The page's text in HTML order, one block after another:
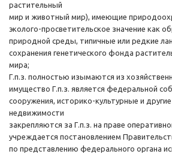
растительный
мир и животный мир), имеющие
эколого-просветительское значение как
природной среды, типичные или редкие
сохранения генетического фонда
мира;
Г.п.з. полностью изымаются из
имущество Г.п.з. является федеральной
сооружения, историко-культурные и
недвижимости
закрепляются за Г.п.з. на праве
учреждается постановлением
по представлению федерального органа